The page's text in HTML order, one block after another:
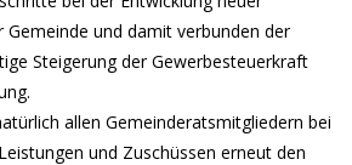
Gemeinde und damit verbunden der
Steigerung der Gewerbesteuerkraft
allen Gemeinderatsmitgliedern bei
und Zuschüssen erneut den